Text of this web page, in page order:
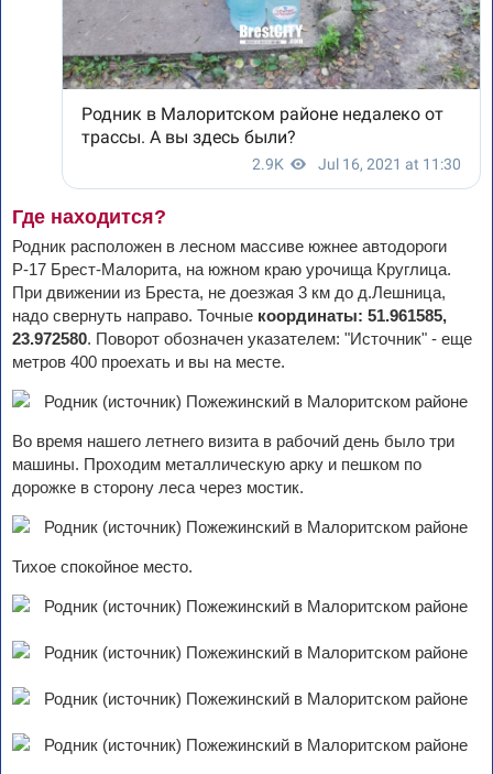
Где находится?
Родник расположен в лесном массиве южнее автодороги
Р-17 Брест-Малорита, на южном краю урочища Круглица.
При движении из Бреста, не доезжая 3 км до д.Лешница,
надо свернуть направо. Точные координаты: 51.961585,
23.972580. Поворот обозначен указателем: "Источник" - еще
метров 400 проехать и вы на месте.
Во время нашего летнего визита в рабочий день было три
машины. Проходим металлическую арку и пешком по
дорожке в сторону леса через мостик.
Тихое спокойное место.